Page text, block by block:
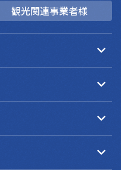
観光関連事業者様
keyboard_arrow_down
keyboard_arrow_down
keyboard_arrow_down
keyboard_arrow_down